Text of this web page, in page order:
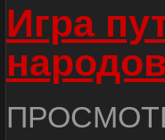
Игра